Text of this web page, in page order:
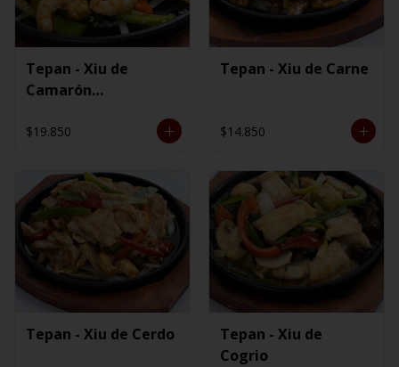
Tepan - Xiu de
Camarón
$19.850
Tepan - Xiu de Carne
$14.850
Tepan - Xiu de Cerdo
Tepan - Xiu de
Cogrio